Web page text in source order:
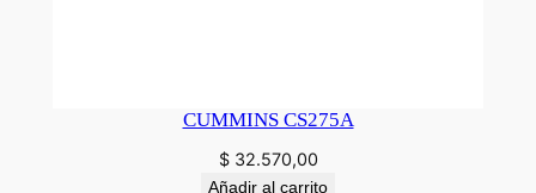
CUMMINS CS275A
$32.570,00
Añadir al carrito